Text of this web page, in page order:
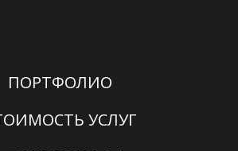
ПОРТФОЛИО
УСЛУГ